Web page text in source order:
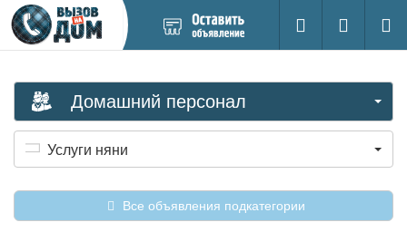
новое
Поиск
Вход на
Домашний персонал
Услуги няни
Все объявления подкатегории